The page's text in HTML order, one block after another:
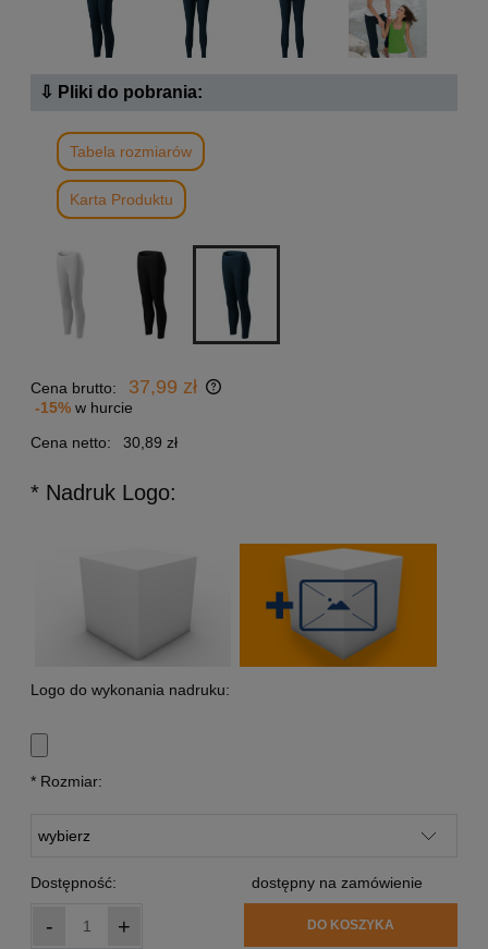
⇩ Pliki do pobrania:
Tabela rozmiarów
Karta Produktu
Cena brutto: 37,99 zł
-15% w hurcie
Cena netto:
30,89 zł
* Nadruk Logo:
Logo do wykonania nadruku:
* Rozmiar:
Dostępność: dostępny na zamówienie
- + DO KOSZYKA